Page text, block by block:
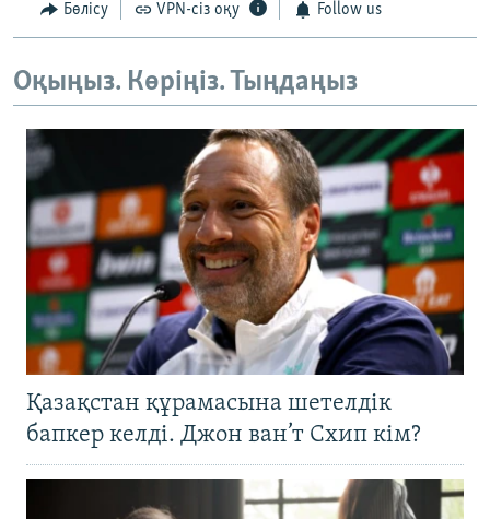
Бөлісу VPN-сіз оқу Follow us
Оқыңыз. Көріңіз. Тыңдаңыз
Қазақстан құрамасына шетелдік
бапкер келді. Джон ван’т Схип кім?